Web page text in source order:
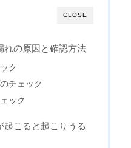
CLOSE
れの原因と確認方法
ク
チェック
ック
起こると起こりうる